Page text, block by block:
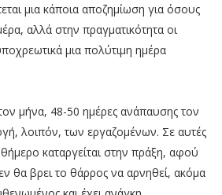
μια κάποια αποζημίωση για όσους
αλλά στην πραγματικότητα οι
μια πολύτιμη ημέρα
τον μήνα, 48-50 ημέρες ανάπαυσης τον
λοιπόν, των εργαζομένων. Σε αυτές
καταργείται στην πράξη, αφού
θα βρει το θάρρος να αρνηθεί, ακόμα